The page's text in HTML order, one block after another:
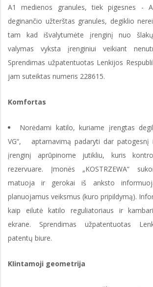
A1 medienos granules, tiek pigesnes -
deginančio užterštas granules, degiklio
tam kad išvalytumėte įrenginį nuo
valymas vyksta įrenginiui veikiant
Sprendimas užpatentuotas Lenkijos
jam suteiktas numeris 228615.
Komfortas
Norėdami katilo, kuriame įrengtas
VG“, aptarnavimą padaryti dar patogesnį
įrenginį aprūpinome jutikliu, kuris
rezervuare. Įmonės „KOSTRZEWA“
matuoja ir gerokai iš anksto
planuojamus veiksmus (kuro pripildymą).
kaip eilutė katilo reguliatoriaus ir
ekrane. Sprendimas užpatentuotas
patentų biure.
KIintamoji geometrija